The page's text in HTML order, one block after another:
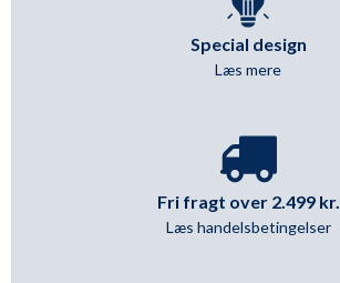
Special design
Læs mere
Fri fragt over 2.499 kr.
Læs handelsbetingelser